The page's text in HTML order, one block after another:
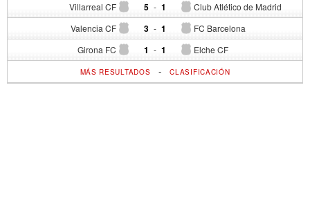
Villarreal CF 5 - Club Atlético de Madrid
1
Valencia CF 3 - FC Barcelona
1
Girona FC 1 - Elche CF
1
MÁS RESULTADOS -CLASIFICACIÓN